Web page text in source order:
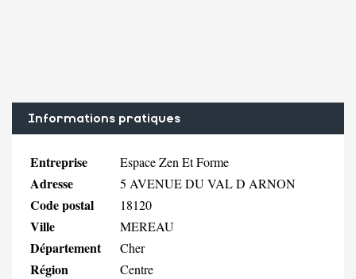
Informations pratiques
Entreprise Espace Zen Et Forme
Adresse 5 AVENUE DU VAL D ARNON
Code postal 18120
Ville MEREAU
Département Cher
Région Centre